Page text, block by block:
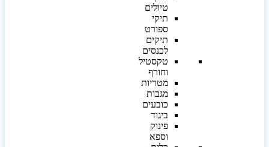
טיולים
תיקי
ספורט
תיקים
לכנסים
טקסטיל
וחורף
מטריות
מגבות
כובעים
ביגוד
פינוק
וספא